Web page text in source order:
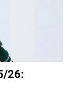
26: